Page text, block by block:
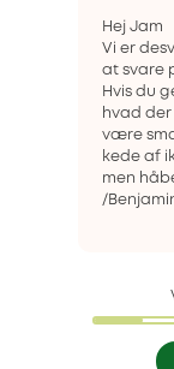
Hej Jam
Vi er
at svare
Hvis du
hvad der
være
kede af
men
/